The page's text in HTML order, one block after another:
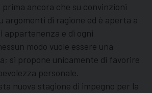
prima ancora che su convinzioni
argomenti di ragione ed è aperta a
appartenenza e di ogni
modo vuole essere una
si propone unicamente di favorire
personale.
nuova stagione di impegno per la